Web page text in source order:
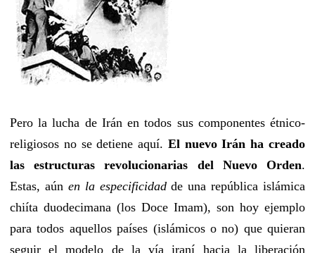
Pero la lucha de Irán en todos sus componentes étnico-
religiosos no se detiene aquí. El nuevo Irán ha creado
las estructuras revolucionarias del Nuevo Orden.
Estas, aún en la especificidadde una república islámica
chiíta duodecimana (los Doce Imam), son hoy ejemplo
para todos aquellos países (islámicos o no) que quieran
seguir el modelo de la vía iraní hacia la liberación